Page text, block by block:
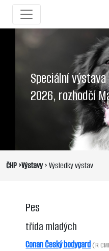
Speciální
2026, rozhodčí
ČHP >Výstavy> Výsledky výstav
Pes
třída mladých
Conan Český bodygard (R